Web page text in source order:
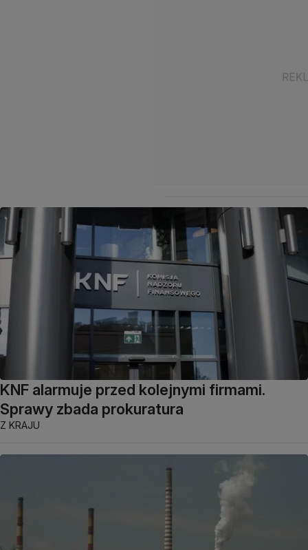
KNF alarmuje przed kolejnymi firmami.
Sprawy zbada prokuratura
Z KRAJU